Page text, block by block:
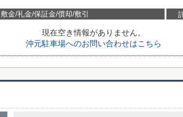
敷金/礼金/保証金/償却/敷引
現在空き情報がありません。
沖元駐車場へのお問い合わせはこちら